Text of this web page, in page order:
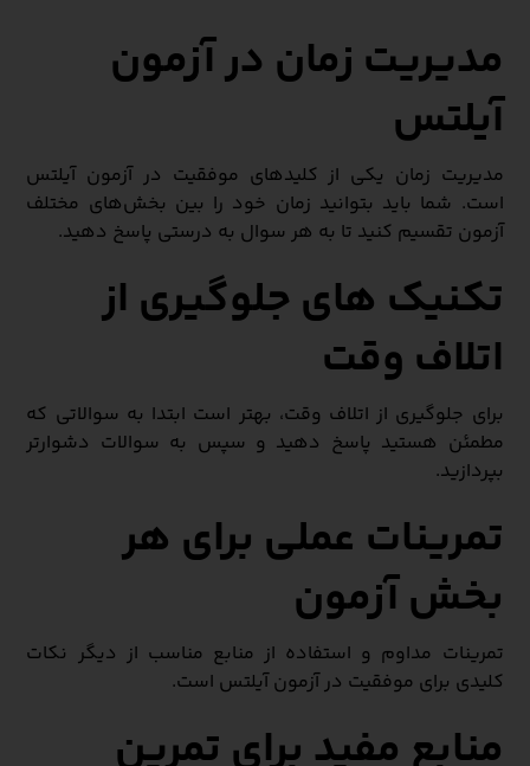
مدیریت زمان در آزمون
آیلتس
مدیریت زمان یکی از کلیدهای موفقیت در آزمون آیلتس
است. شما باید بتوانید زمان خود را بین بخش‌های مختلف
آزمون تقسیم کنید تا به هر سوال به درستی پاسخ دهید.
تکنیک‌ های جلوگیری از
اتلاف وقت
برای جلوگیری از اتلاف وقت، بهتر است ابتدا به سوالاتی که
مطمئن هستید پاسخ دهید و سپس به سوالات دشوارتر
بپردازید.
تمرینات عملی برای هر
بخش آزمون
تمرینات مداوم و استفاده از منابع مناسب از دیگر نکات
کلیدی برای موفقیت در آزمون آیلتس است.
منابع مفید برای تمرین